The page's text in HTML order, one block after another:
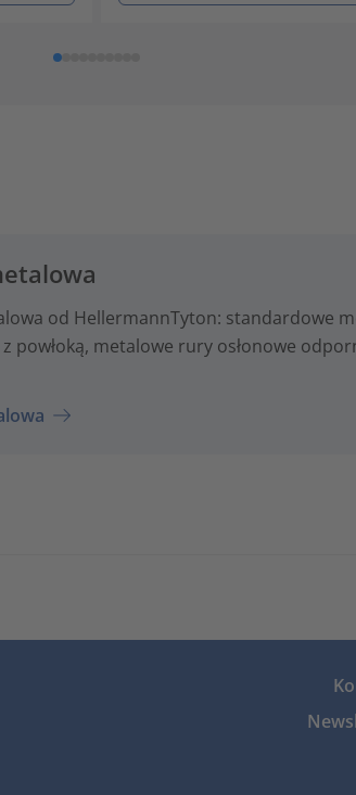
od HellermannTyton: standardowe
powłoką, metalowe rury osłonowe